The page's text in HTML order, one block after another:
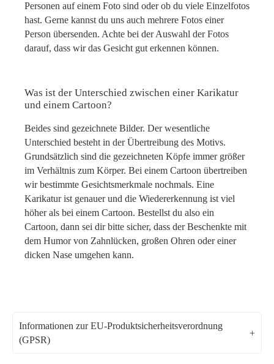
Personen auf einem Foto sind oder ob du viele Einzelfotos
hast. Gerne kannst du uns auch mehrere Fotos einer
Person übersenden. Achte bei der Auswahl der Fotos
darauf, dass wir das Gesicht gut erkennen können.
Was ist der Unterschied zwischen einer Karikatur
und einem Cartoon?
Beides sind gezeichnete Bilder. Der wesentliche
Unterschied besteht in der Übertreibung des Motivs.
Grundsätzlich sind die gezeichneten Köpfe immer größer
im Verhältnis zum Körper. Bei einem Cartoon übertreiben
wir bestimmte Gesichtsmerkmale nochmals. Eine
Karikatur ist genauer und die Wiedererkennung ist viel
höher als bei einem Cartoon. Bestellst du also ein
Cartoon, dann sei dir bitte sicher, dass der Beschenkte mit
dem Humor von Zahnlücken, großen Ohren oder einer
dicken Nase umgehen kann.
Informationen zur EU-Produktsicherheitsverordnung
(GPSR)